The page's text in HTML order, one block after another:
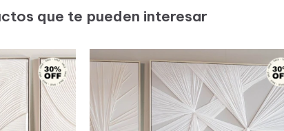
que te pueden interesar